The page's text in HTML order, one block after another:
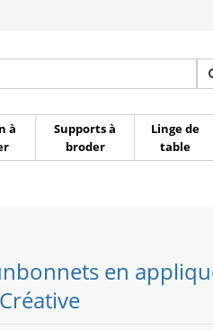
à
Supports à
broder
Linge de
table
en